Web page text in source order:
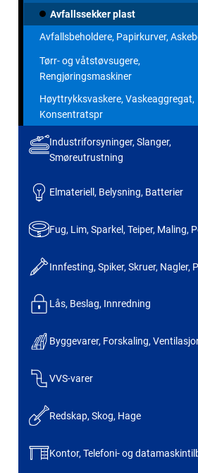
Avfallssekker plast
Avfallsbeholdere, Papirkurver,
Tørr- og våtstøvsugere,
Rengjøringsmaskiner
Høyttrykksvaskere, Vaskeaggregat,
Konsentratspr
Industriforsyninger, Slanger,
Smøreutrustning
Elmateriell, Belysning, Batterier
Fug, Lim, Sparkel, Teiper, Maling,
Innfesting, Spiker, Skruer, Nagler,
Lås, Beslag, Innredning
Byggevarer, Forskaling,
VVS-varer
Redskap, Skog, Hage
Kontor, Telefoni- og